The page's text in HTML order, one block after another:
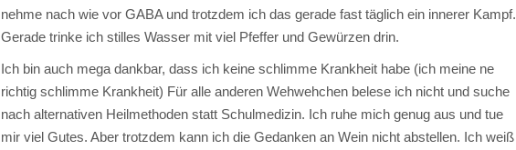
nehme nach wie vor GABA und trotzdem ich das gerade fast täglich ein innerer Kampf.
Gerade trinke ich stilles Wasser mit viel Pfeffer und Gewürzen drin.
Ich bin auch mega dankbar, dass ich keine schlimme Krankheit habe (ich meine ne
richtig schlimme Krankheit) Für alle anderen Wehwehchen belese ich nicht und suche
nach alternativen Heilmethoden statt Schulmedizin. Ich ruhe mich genug aus und tue
mir viel Gutes. Aber trotzdem kann ich die Gedanken an Wein nicht abstellen. Ich weiß